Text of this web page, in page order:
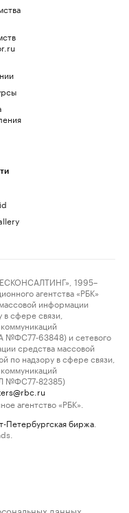
1995–
агентства «РБК»
информации
сфере связи,
№ФС77-63848) и сетевого
средства массовой
по надзору в сфере связи,
№ФС77-82385)
агентство «РБК».
Петербургская биржа